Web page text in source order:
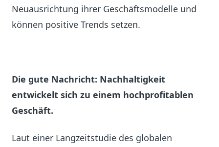
Neuausrichtung ihrer Geschäftsmodelle und
können positive Trends setzen.
Die gute Nachricht: Nachhaltigkeit
entwickelt sich zu einem hochprofitablen
Geschäft.
Laut einer Langzeitstudie des globalen